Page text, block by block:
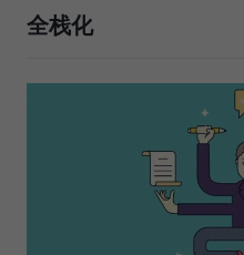
全栈化